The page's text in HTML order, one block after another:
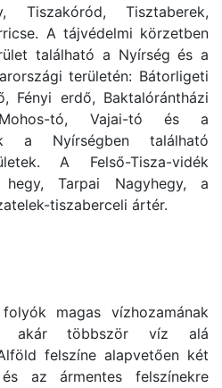
Tiszakóród, Tisztaberek,
A tájvédelmi körzetben
található a Nyírség és a
területén: Bátorligeti
Fényi erdő, Baktalórántházi
tó, Vajai-tó és a
a Nyírségben található
A Felső-Tisza-vidék
Tarpai Nagyhegy, a
tiszaberceli ártér.
magas vízhozamának
akár többször víz alá
felszíne alapvetően két
az ármentes felszínekre